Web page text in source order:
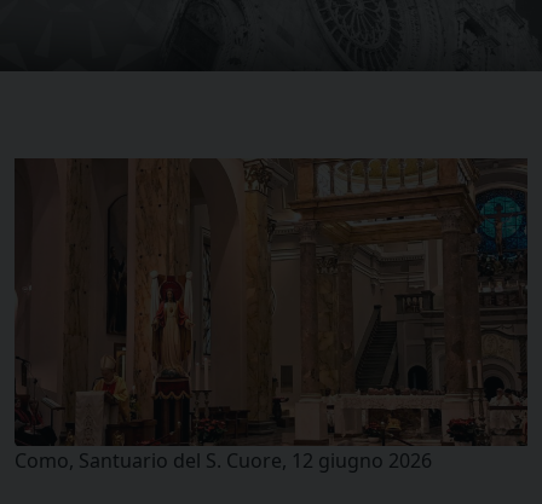
Como, Santuario del S. Cuore, 12 giugno 2026